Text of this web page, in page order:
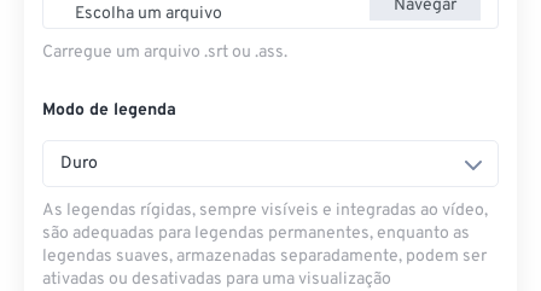
Escolha um arquivo Navegar
Carregue um arquivo .srt ou .ass.
Modo de legenda
Duro
As legendas rígidas, sempre visíveis e integradas ao vídeo,
são adequadas para legendas permanentes, enquanto as
legendas suaves, armazenadas separadamente, podem ser
ativadas ou desativadas para uma visualização